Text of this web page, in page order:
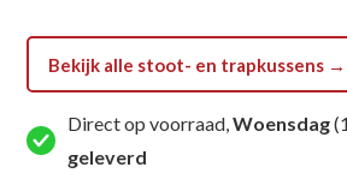
x
x
15
cm
Bekijk alle stoot- en trapkussens →
Direct op voorraad,Woensdag
geleverd